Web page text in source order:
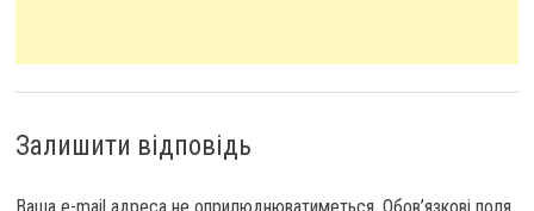
Залишити відповідь